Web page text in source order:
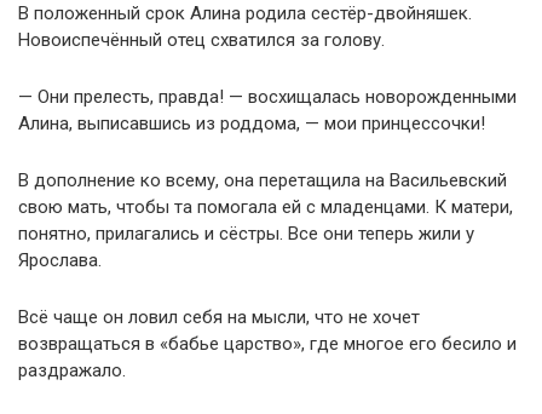
В положенный срок Алина родила сестёр-двойняшек.
Новоиспечённый отец схватился за голову.
— Они прелесть, правда! — восхищалась новорожденными
Алина, выписавшись из роддома, — мои принцессочки!
В дополнение ко всему, она перетащила на Васильевский
свою мать, чтобы та помогала ей с младенцами. К матери,
понятно, прилагались и сёстры. Все они теперь жили у
Ярослава.
Всё чаще он ловил себя на мысли, что не хочет
возвращаться в «бабье царство», где многое его бесило и
раздражало.